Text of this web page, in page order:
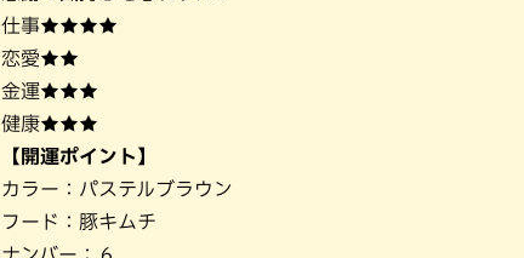
仕事★★★★
恋愛★★
金運★★★
健康★★★
【開運ポイント】
カラー：パステルブラウン
フード：豚キムチ